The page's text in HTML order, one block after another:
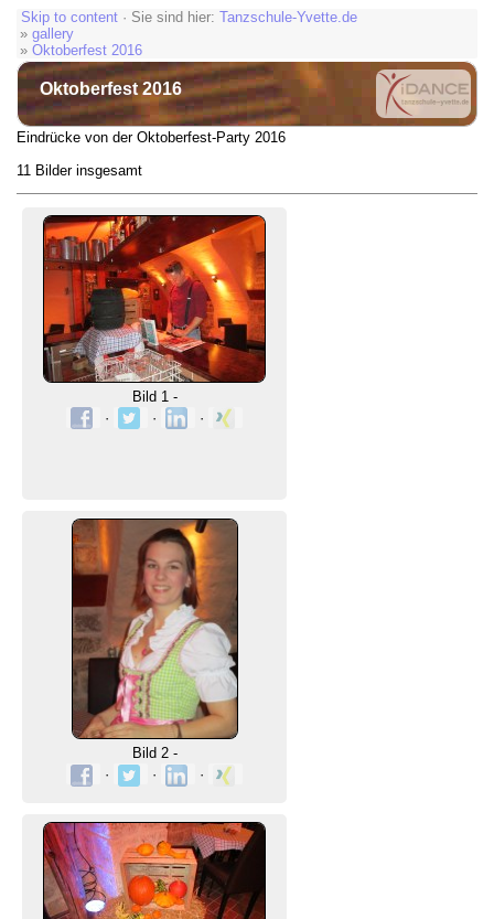
Skip to content · Sie sind hier: Tanzschule-Yvette.de
» gallery
» Oktoberfest 2016
Oktoberfest 2016
Eindrücke von der Oktoberfest-Party 2016
11 Bilder insgesamt
Bild 1 -
·
· ·
Bild 2 -
·
· ·